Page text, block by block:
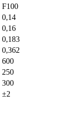
F100
0,14
0,16
0,183
0,362
600
250
300
±2